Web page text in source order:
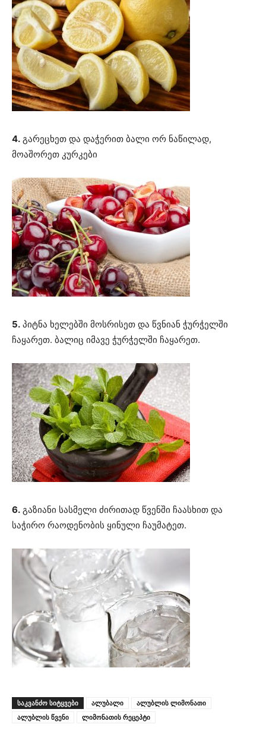
4. გარეცხეთ და დაჭერით ბალი ორ ნაწილად,
მოაშორეთ კურკები
5. პიტნა ხელებში მოსრისეთ და წვნიან ჭურჭელში
ჩაყარეთ. ბალიც იმავე ჭურჭელში ჩაყარეთ.
6. გაზიანი სასმელი ძირითად წვენში ჩაასხით და
საჭირო რაოდენობის ყინული ჩაუმატეთ.
ᲡᲐᲙᲕᲐᲜᲫᲝ ᲡᲘᲢᲧᲕᲔᲑᲘ ალუბალი
ალუბლის ლიმონათი
ალუბლის წვენი
ლიმონათის რეცეპტი